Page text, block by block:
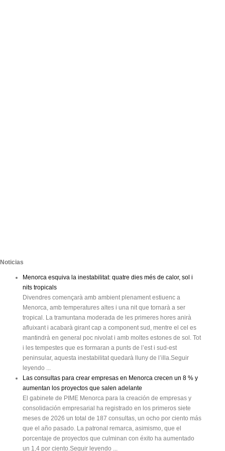
Noticias
Menorca esquiva la inestabilitat: quatre dies més de calor, sol i
nits tropicals
Divendres començarà amb ambient plenament estiuenc a
Menorca, amb temperatures altes i una nit que tornarà a ser
tropical. La tramuntana moderada de les primeres hores anirà
afluixant i acabarà girant cap a component sud, mentre el cel es
mantindrà en general poc nivolat i amb moltes estones de sol. Tot
i les tempestes que es formaran a punts de l’est i sud-est
peninsular, aquesta inestabilitat quedarà lluny de l’illa.Seguir
leyendo ...
Las consultas para crear empresas en Menorca crecen un 8 % y
aumentan los proyectos que salen adelante
El gabinete de PIME Menorca para la creación de empresas y
consolidación empresarial ha registrado en los primeros siete
meses de 2026 un total de 187 consultas, un ocho por ciento más
que el año pasado. La patronal remarca, asimismo, que el
porcentaje de proyectos que culminan con éxito ha aumentado
un 1,4 por ciento.Seguir leyendo ...